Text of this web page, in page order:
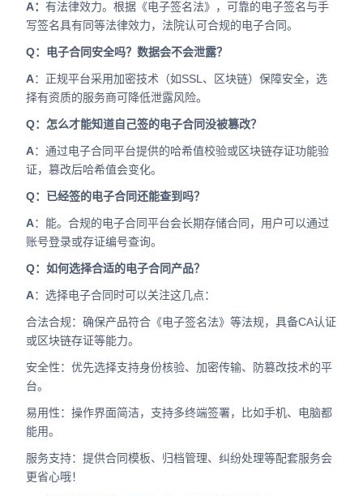
A： 有法律效力。根据《电子签名法》，可靠的电子签名与手
写签名具有同等法律效力，法院认可合规的电子合同。
Q：电子合同安全吗？数据会不会泄露？
A：正规平台采用加密技术（如SSL、区块链）保障安全，选
择有资质的服务商可降低泄露风险。
Q：怎么才能知道自己签的电子合同没被篡改？
A：通过电子合同平台提供的哈希值校验或区块链存证功能验
证，篡改后哈希值会变化。
Q：已经签的电子合同还能查到吗？
A：能。合规的电子合同平台会长期存储合同，用户可以通过
账号登录或存证编号查询。
Q：如何选择合适的电子合同产品？
A：选择电子合同时可以关注这几点：
‌合法合规‌：确保产品符合《电子签名法》等法规，具备CA认证
或区块链存证等能力。
‌安全性‌：优先选择支持身份核验、加密传输、防篡改技术的平
台。
‌易用性‌：操作界面简洁，支持多终端签署，比如手机、电脑都
能用。
‌服务支持‌：提供合同模板、归档管理、纠纷处理等配套服务会
更省心哦！